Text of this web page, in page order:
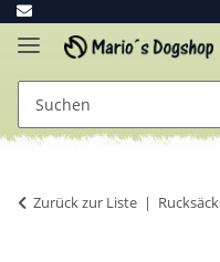
Zurück zur Liste